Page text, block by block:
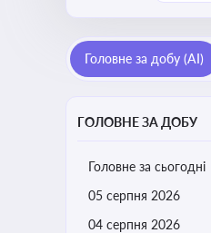
Головне за добу (AI)
ГОЛОВНЕ ЗА ДОБУ
Головне за сьогодні
05 серпня 2026
04 серпня 2026